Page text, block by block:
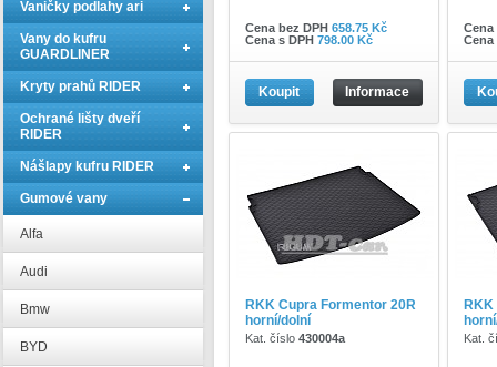
Cena bez DPH 658.75 Kč
Cena s DPH 798.00 Kč
Koupit Informace
RKK Cupra Formentor 20R
horní/dolní
Kat. číslo 430004a Kat.
Vaničky podlahy ari
Vany do kufru
GUARDLINER
Kryty prahů RIDER
Ochrané lišty dveří
RIDER
Nášlapy kufru RIDER
Gumové vany
Alfa
Audi
Bmw
BYD